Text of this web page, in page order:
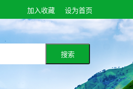
加入收藏 设为首页